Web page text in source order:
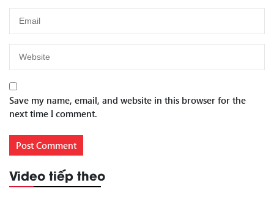
Save my name, email, and website in this browser for the
next time I comment.
Video tiếp theo